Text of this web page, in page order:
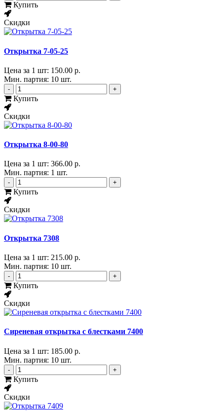
Купить
Скидки
Открытка 7-05-25
Цена за 1 шт: 150.00 р.
Мин. партия: 10 шт.
- +
Купить
Скидки
Открытка 8-00-80
Цена за 1 шт: 366.00 р.
Мин. партия: 1 шт.
- +
Купить
Скидки
Открытка 7308
Цена за 1 шт: 215.00 р.
Мин. партия: 10 шт.
- +
Купить
Скидки
Сиреневая открытка с блестками 7400
Цена за 1 шт: 185.00 р.
Мин. партия: 10 шт.
- +
Купить
Скидки